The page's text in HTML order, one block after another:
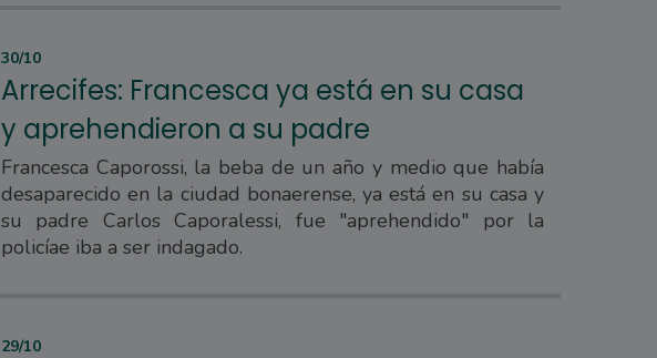
30/10
Arrecifes: Francesca ya está en su casa
y aprehendieron a su padre
Francesca Caporossi, la beba de un año y medio que había
desaparecido en la ciudad bonaerense, ya está en su casa y
su padre Carlos Caporalessi, fue "aprehendido" por la
policíae iba a ser indagado.
29/10